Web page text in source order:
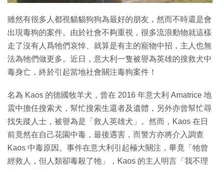
雖然有很多人都視貓貓狗狗為最好的朋友，然而不時還是會
出現毒狗的案件。由於社會不夠重視，很多流浪動物就這樣
走了沒有人爲牠們哀悼、就算是有主的寵物中招，主人也無
法為牠們做更多。近日，意大利一隻被譽為英雄的搜救犬中
毒身亡，終於引起當地社會關注毒狗案件！
名為 Kaos 的德國牧羊犬，曾在 2016 年意大利 Amatrice 地
震中擔任搜索犬，幫忙搜索生還者及遺體，另外亦曾幫忙尋
找失蹤人士，被譽為是「救人英雄犬」。然而，Kaos 在日
前竟然在自己花園中毒，最後遇害，而警方亦將介入調查
Kaos 中毒原因。事件在意大利引起極大關注，畢竟「牠曾
經救人，但人類卻毒殺了牠」，Kaos 的主人明言「我不理